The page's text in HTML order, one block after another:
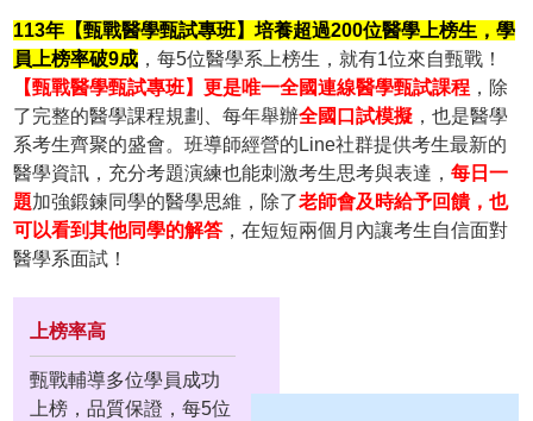
113年【甄戰醫學甄試專班】培養超過200位醫學上榜生，學
員上榜率破9成 ，每5位醫學系上榜生，就有1位來自甄戰！
【甄戰醫學甄試專班】更是唯一全國連線醫學甄試課程 ，除
了完整的醫學課程規劃、每年舉辦全國口試模擬 ，也是醫學
系考生齊聚的盛會。班導師經營的Line社群提供考生最新的
醫學資訊，充分考題演練也能刺激考生思考與表達，每日一
題加強鍛鍊同學的醫學思維，除了老師會及時給予回饋，也
可以看到其他同學的解答 ，在短短兩個月內讓考生自信面對
醫學系面試！
上榜率高
甄戰輔導多位學員成功
上榜，品質保證，每5位